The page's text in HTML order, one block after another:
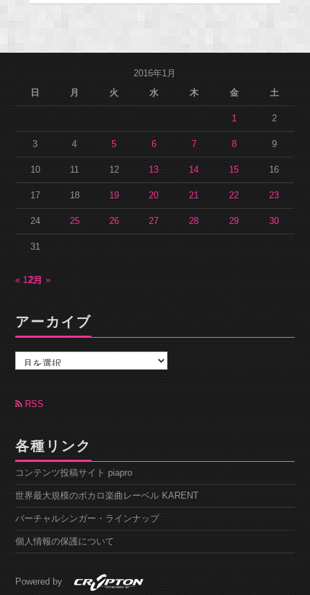
2016年1月
日
月 火 水 木 金 土
1 2
3 4 5 6 7 8 9
10 11 12 13 14 15 16
17 18 19 20 21 22 23
24 25 26 27 28 29 30
31
« 12月2月 »
アーカイブ
カ
ブ RSS
各種リンク
コンテンツ投稿サイト piapro
世界最大規模のボカロ楽曲レーベル KARENT
バーチャルシンガー・ラインナップ
個人情報の保護について
Powered by